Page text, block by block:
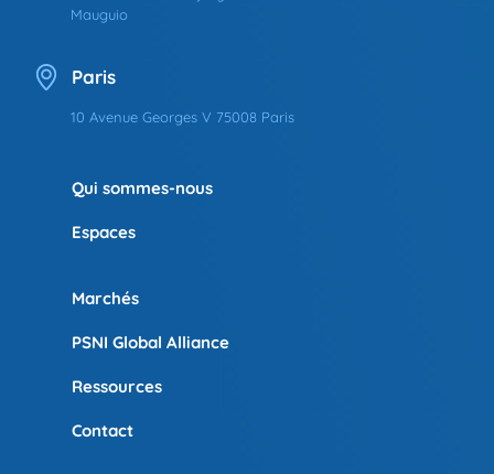
Mauguio
Paris
10 Avenue Georges V 75008 Paris
Qui sommes-nous
Espaces
Marchés
PSNI Global Alliance
Ressources
Contact